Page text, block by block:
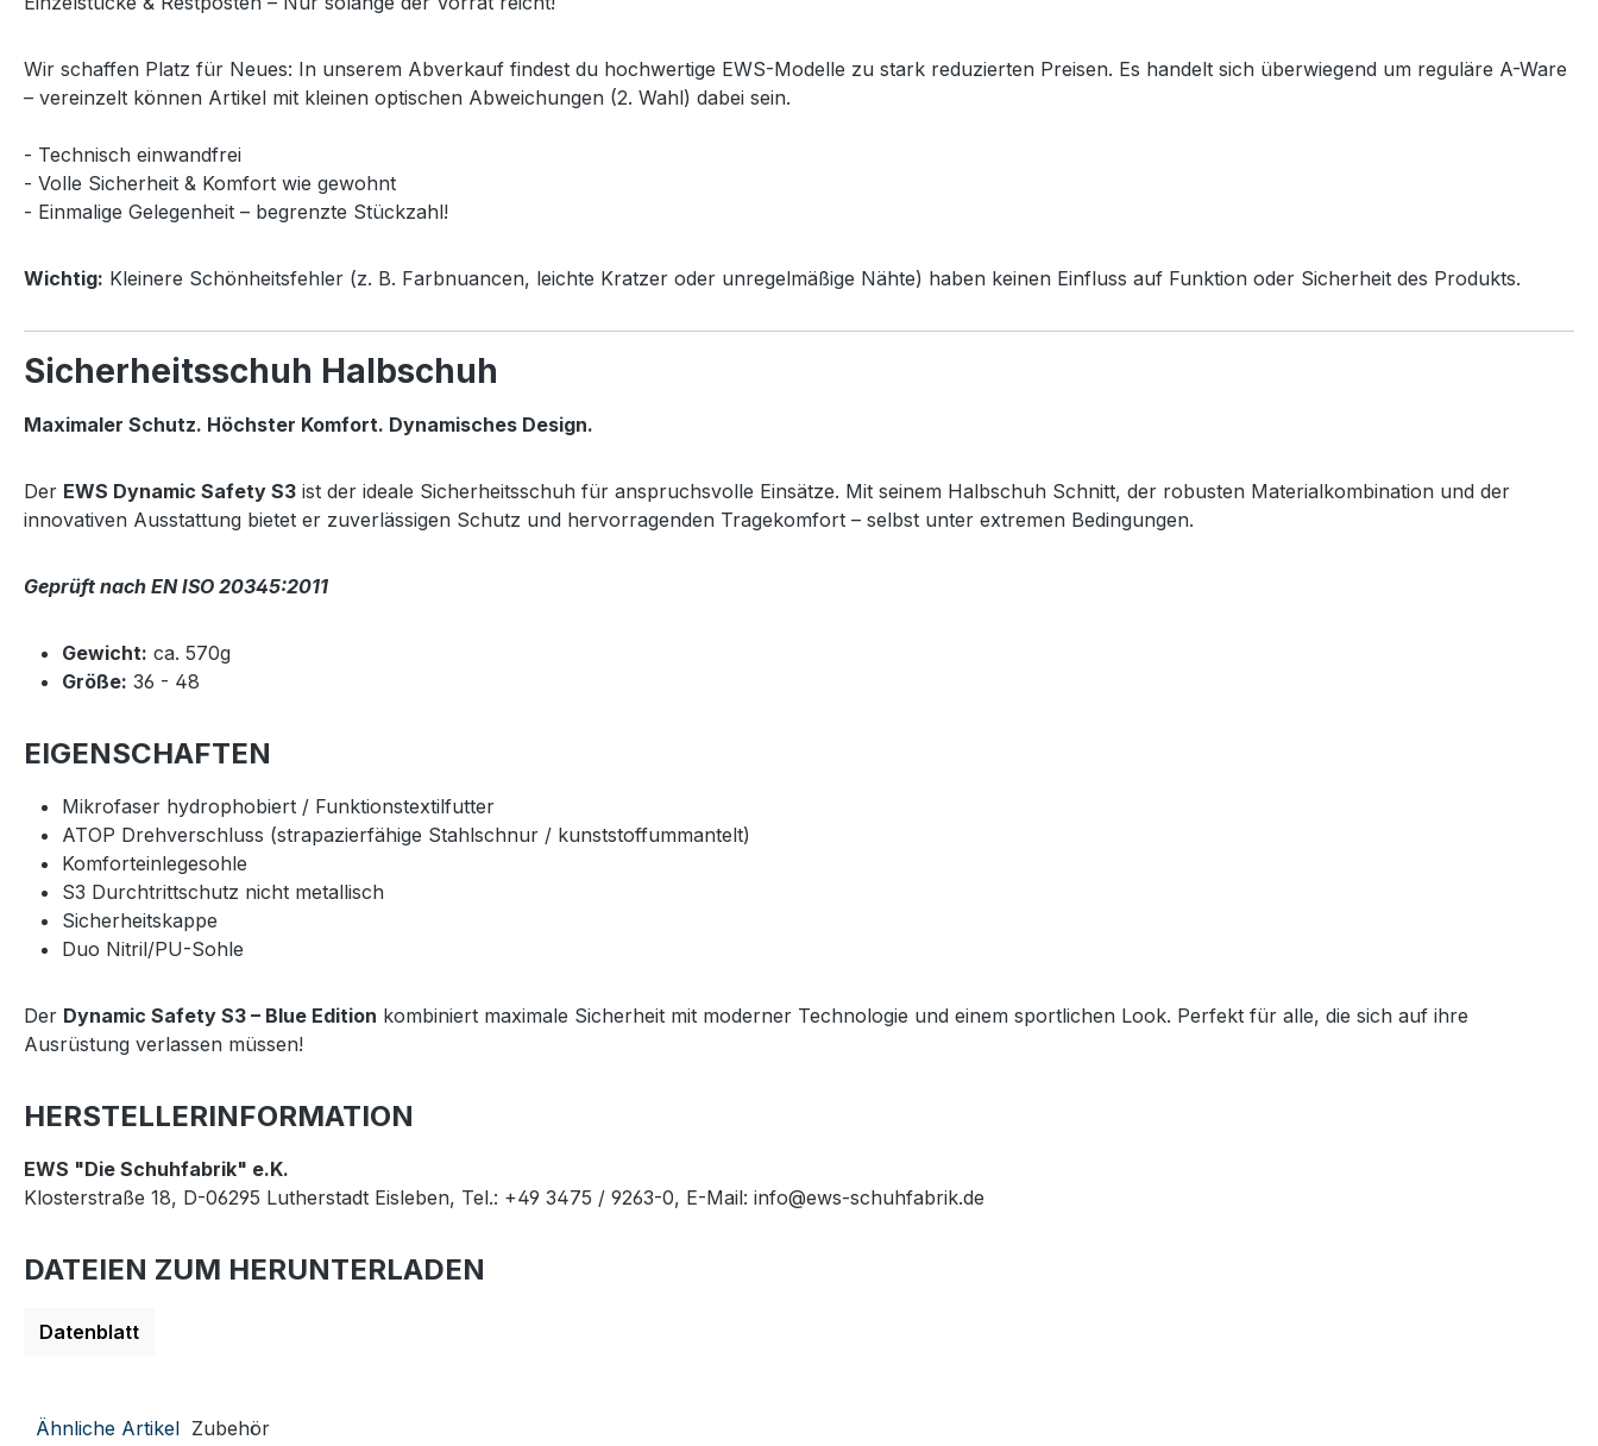
Wir schaffen Platz für Neues: In unserem Abverkauf findest du hochwertige EWS-Modelle zu stark reduzierten Preisen. Es handelt sich überwiegend um reguläre A-Ware
– vereinzelt können Artikel mit kleinen optischen Abweichungen (2. Wahl) dabei sein.
- Technisch einwandfrei
- Volle Sicherheit & Komfort wie gewohnt
- Einmalige Gelegenheit – begrenzte Stückzahl!
Wichtig: Kleinere Schönheitsfehler (z. B. Farbnuancen, leichte Kratzer oder unregelmäßige Nähte) haben keinen Einfluss auf Funktion oder Sicherheit des Produkts.
Sicherheitsschuh Halbschuh
Maximaler Schutz. Höchster Komfort. Dynamisches Design.
Der EWS Dynamic Safety S3 ist der ideale Sicherheitsschuh für anspruchsvolle Einsätze. Mit seinem Halbschuh Schnitt, der robusten Materialkombination und der
innovativen Ausstattung bietet er zuverlässigen Schutz und hervorragenden Tragekomfort – selbst unter extremen Bedingungen.
Geprüft nach EN ISO 20345:2011
Gewicht: ca. 570g
Größe: 36 - 48
EIGENSCHAFTEN
Mikrofaser hydrophobiert / Funktionstextilfutter
ATOP Drehverschluss (strapazierfähige Stahlschnur / kunststoffummantelt)
Komforteinlegesohle
S3 Durchtrittschutz nicht metallisch
Sicherheitskappe
Duo Nitril/PU-Sohle
Der Dynamic Safety S3 – Blue Edition kombiniert maximale Sicherheit mit moderner Technologie und einem sportlichen Look. Perfekt für alle, die sich auf ihre
Ausrüstung verlassen müssen!
HERSTELLERINFORMATION
EWS "Die Schuhfabrik" e.K.
Klosterstraße 18, D-06295 Lutherstadt Eisleben, Tel.: +49 3475 / 9263-0, E-Mail: info@ews-schuhfabrik.de
DATEIEN ZUM HERUNTERLADEN
Datenblatt
Ähnliche Artikel Zubehör